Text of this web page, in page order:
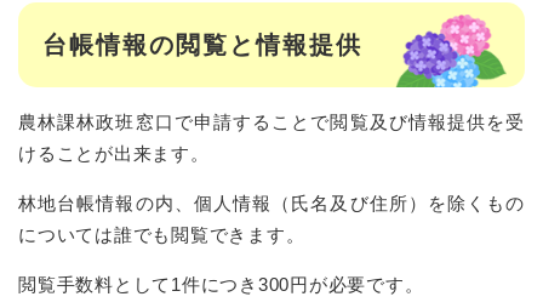
台帳情報の閲覧と情報提供
農林課林政班窓口で申請することで閲覧及び情報提供を受
けることが出来ます。
林地台帳情報の内、個人情報（氏名及び住所）を除くもの
については誰でも閲覧できます。
閲覧手数料として1件につき300円が必要です。